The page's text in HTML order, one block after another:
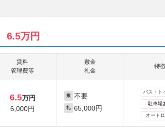
6.5万円
賃料
管理費等
敷金
礼金
特
6.5万円
6,000円
敷 不要
礼 65,000円
バス・ト
駐車場
オート